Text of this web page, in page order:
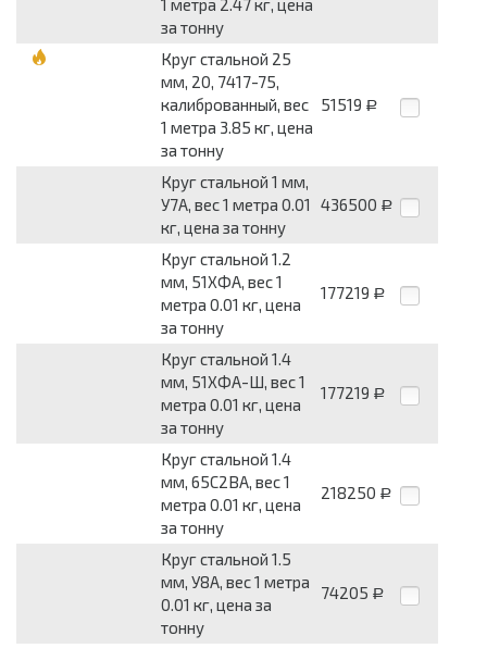
1 метра 2.47 кг, цена
за тонну
Круг стальной 25
мм, 20, 7417-75,
калиброванный, вес
1 метра 3.85 кг, цена
за тонну
51519 Р
Круг стальной 1 мм,
У7А, вес 1 метра 0.01
кг, цена за тонну
436500 Р
Круг стальной 1.2
мм, 51ХФА, вес 1
метра 0.01 кг, цена
за тонну
177219 Р
Круг стальной 1.4
мм, 51ХФА-Ш, вес 1
метра 0.01 кг, цена
за тонну
177219 Р
Круг стальной 1.4
мм, 65С2ВА, вес 1
метра 0.01 кг, цена
за тонну
218250 Р
Круг стальной 1.5
мм, У8А, вес 1 метра
0.01 кг, цена за
тонну
74205 Р